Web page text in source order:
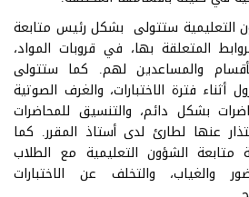
التعليمية ستتولى بشكل رئيس متابعة
المتعلقة بها، في قروبات المواد،
والمساعدين لهم. كما ستتولى
فترة الاختبارات، والغرف الصوتية
بشكل دائم، والتنسيق للمحاضرات
عنها لطارئ لدى أستاذ المقرر. كما
متابعة الشؤون التعليمية مع الطلاب
والغياب، والتخلف عن الاختبارات